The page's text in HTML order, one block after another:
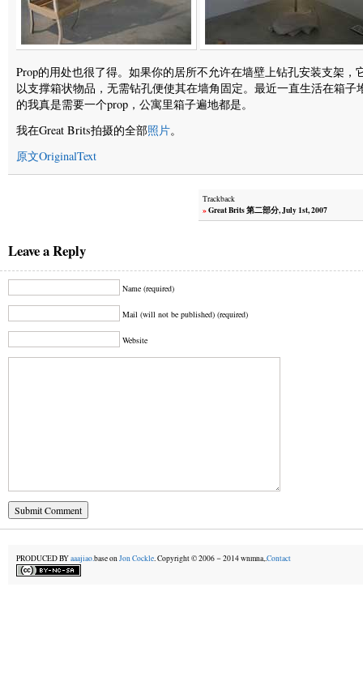
Prop的用处也很了得。如果你的居所不允许在墙壁上钻孔安装支架，
以支撑箱状物品，无需钻孔便使其在墙角固定。最近一直生活在箱子
的我真是需要一个prop，公寓里箱子遍地都是。
我在Great Brits拍摄的全部照片。
原文OriginalText
Trackback
»Great Brits 第二部分, July 1st, 2007
Leave a Reply
Name (required)
Mail (will not be published) (required)
Website
PRODUCED BYaaajiao.base onJon Cockle. Copyright © 2006－2014 wnmna,.Contact